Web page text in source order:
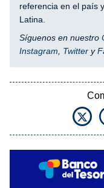
referencia en el país
Latina.
Síguenos en nuestro
Instagram
Twitter y